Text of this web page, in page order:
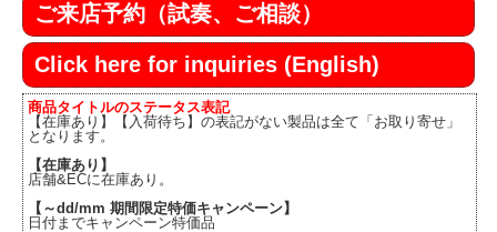
ご来店予約（試奏、ご相談）
Click here for inquiries (English)
商品タイトルのステータス表記
【在庫あり】【入荷待ち】の表記がない製品は全て「お取り寄せ」
となります。
【在庫あり】
店舗&ECに在庫あり。
【～dd/mm 期間限定特価キャンペーン】
日付までキャンペーン特価品